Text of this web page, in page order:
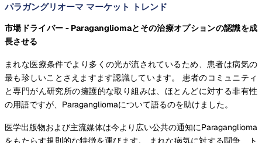
パラガングリオーマ マーケット トレンド
市場ドライバー - Paragangliomaとその治療オプションの認識を成
長させる
まれな医療条件でより多くの光が流されているため、患者は病気の
最も珍しいことさえますます認識しています。 患者のコミュニティ
と専門がん研究所の擁護的な取り組みは、ほとんどに対する非有性
の用語ですが、Paragangliomaについて語るのを助けました。
医学出版物および主流媒体は今より広い公共の通知にParaganglioma
をもたらす規則的な特徴を運びます。 まれな病気に対する闘争、ト